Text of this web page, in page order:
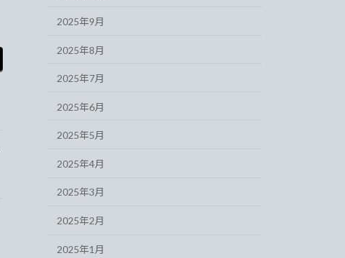
2025年9月
2025年8月
2025年7月
2025年6月
2025年5月
2025年4月
2025年3月
2025年2月
2025年1月